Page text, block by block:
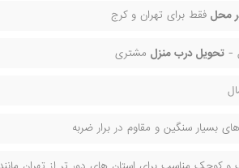
محل فقط برای تهران و کرج
-تحویل درب منزل مشتری
بسیار سنگین و مقاوم در برار ضربه